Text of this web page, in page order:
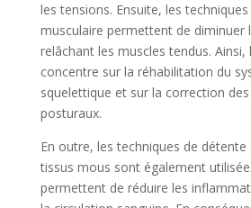
les tensions. Ensuite, les
musculaire permettent de diminuer
relâchant les muscles tendus. Ainsi,
concentre sur la réhabilitation du
squelettique et sur la correction
posturaux.
En outre, les techniques de
tissus mous sont également
permettent de réduire les